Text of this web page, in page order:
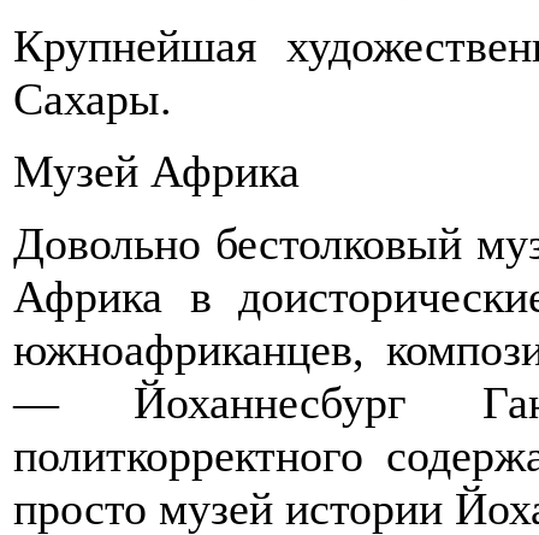
Крупнейшая
Сахары.
Музей Африка
Довольно бестолковый
Африка в
южноафриканцев,
— Йоханнесбург
политкорректного
просто музей истории